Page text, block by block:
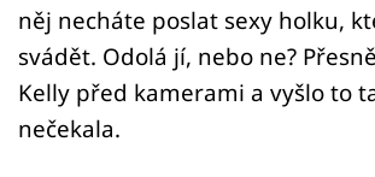
něj necháte poslat sexy holku,
svádět. Odolá jí, nebo ne?
Kelly před kamerami a vyšlo to
nečekala.